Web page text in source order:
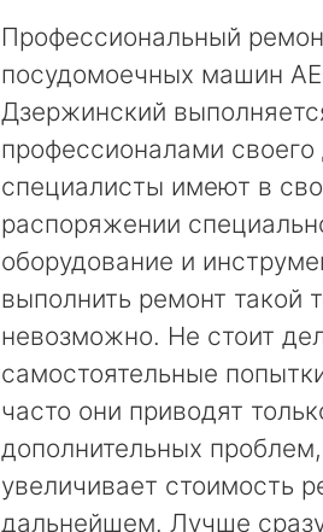
Профессиональный
посудомоечных машин
Дзержинский
профессионалами
специалисты имеют в
распоряжении
оборудование и
выполнить ремонт такой
невозможно. Не стоит
самостоятельные
часто они приводят
дополнительных
увеличивает стоимость
дальнейшем. Лучше